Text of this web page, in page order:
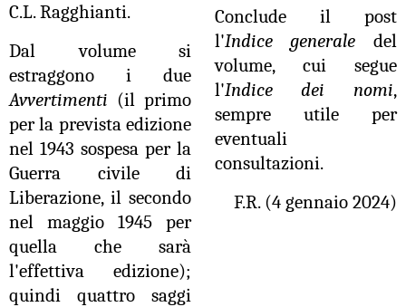
C.L. Ragghianti.
Dal volume si
estraggono i due
Avvertimenti (il primo
per la prevista edizione
nel 1943 sospesa per la
Guerra civile di
Liberazione, il secondo
nel maggio 1945 per
quella che sarà
l'effettiva edizione);
quindi quattro saggi
Conclude il post
l'Indice generale del
volume, cui segue
l'Indice dei nomi,
sempre utile per
eventuali
consultazioni.
F.R. (4 gennaio 2024)